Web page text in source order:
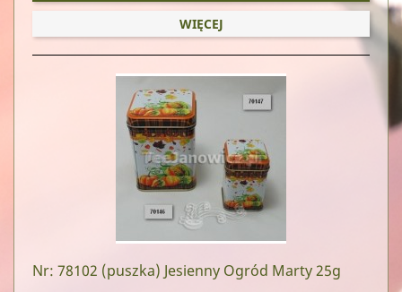
WIĘCEJ
Nr: 78102 (puszka) Jesienny Ogród Marty 25g